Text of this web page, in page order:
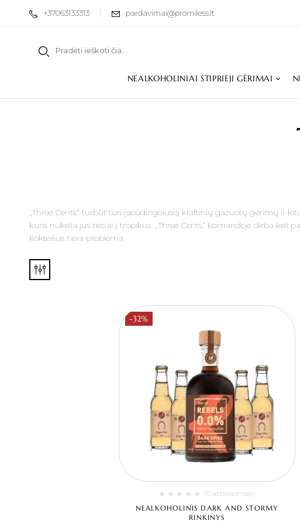
+37063133313 pardavimai@promiless.lt
NEALKOHOLINIAI STIPRIEJI GĖRIMAI
„Three Cents“ turbūt turi įspūdingiausią kraftinių gazuotų gėrimų ir
kuris nukelia jus tiesiai į tropikus. „Three Cents“ komandoje dirba
kokteilius nėra problema.
-32%
(0 atsiliepimas)
NEALKOHOLINIS DARK AND STORMY
RINKINYS